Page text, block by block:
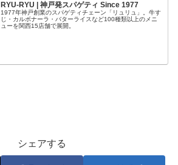
RYU-RYU | 神戸発スパゲティ Since 1977
1977年神戸創業のスパゲティチェーン「リュリュ」。牛す
じ・カルボナーラ・バターライスなど100種類以上のメニ
ューを関西15店舗で展開。
シェアする